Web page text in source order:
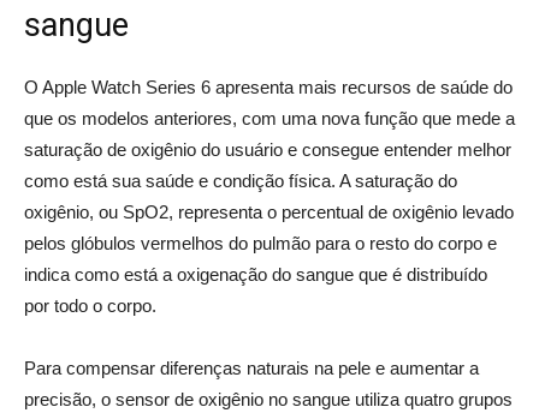
sangue
O Apple Watch Series 6 apresenta mais recursos de saúde do
que os modelos anteriores, com uma nova função que mede a
saturação de oxigênio do usuário e consegue entender melhor
como está sua saúde e condição física. A saturação do
oxigênio, ou SpO2, representa o percentual de oxigênio levado
pelos glóbulos vermelhos do pulmão para o resto do corpo e
indica como está a oxigenação do sangue que é distribuído
por todo o corpo.
Para compensar diferenças naturais na pele e aumentar a
precisão, o sensor de oxigênio no sangue utiliza quatro grupos